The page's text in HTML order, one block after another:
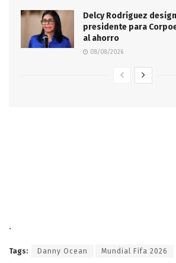
Delcy Rodríguez
presidente para
al ahorro
08/08/2026
.
Tags: Danny Ocean Mundial Fifa 2026